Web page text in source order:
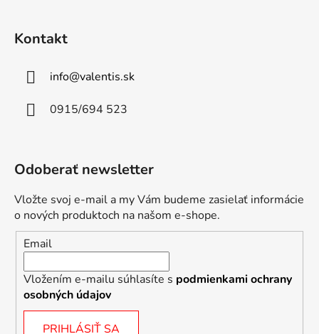
Kontakt
info@valentis.sk
0915/694 523
Odoberať newsletter
Vložte svoj e-mail a my Vám budeme zasielať informácie
o nových produktoch na našom e-shope.
Email
Vložením e-mailu súhlasíte s podmienkami ochrany
osobných údajov
PRIHLÁSIŤ SA